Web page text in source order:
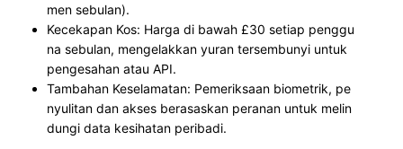
men sebulan).
Kecekapan Kos: Harga di bawah £30 setiap penggu
na sebulan, mengelakkan yuran tersembunyi untuk
pengesahan atau API.
Tambahan Keselamatan: Pemeriksaan biometrik, pe
nyulitan dan akses berasaskan peranan untuk melin
dungi data kesihatan peribadi.